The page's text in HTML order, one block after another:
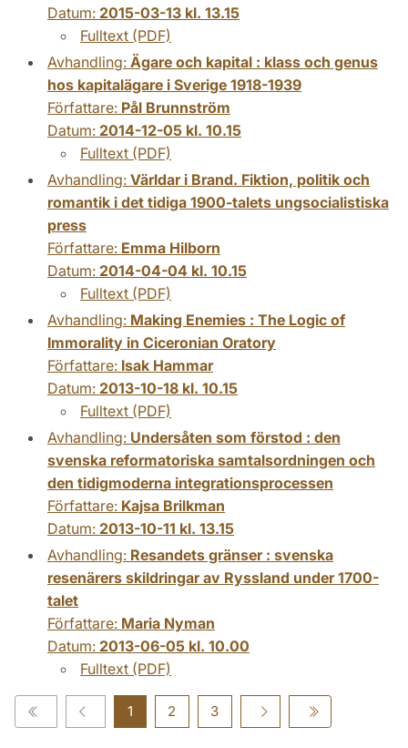
Datum: 2015-03-13 kl. 13.15
Fulltext (PDF)
Avhandling: Ägare och kapital : klass och genus
hos kapitalägare i Sverige 1918-1939
Författare: Pål Brunnström
Datum: 2014-12-05 kl. 10.15
Fulltext (PDF)
Avhandling: Världar i Brand. Fiktion, politik och
romantik i det tidiga 1900-talets ungsocialistiska
press
Författare: Emma Hilborn
Datum: 2014-04-04 kl. 10.15
Fulltext (PDF)
Avhandling: Making Enemies : The Logic of
Immorality in Ciceronian Oratory
Författare: Isak Hammar
Datum: 2013-10-18 kl. 10.15
Fulltext (PDF)
Avhandling: Undersåten som förstod : den
svenska reformatoriska samtalsordningen och
den tidigmoderna integrationsprocessen
Författare: Kajsa Brilkman
Datum: 2013-10-11 kl. 13.15
Avhandling: Resandets gränser : svenska
resenärers skildringar av Ryssland under 1700-
talet
Författare: Maria Nyman
Datum: 2013-06-05 kl. 10.00
Fulltext (PDF)
1 2 3